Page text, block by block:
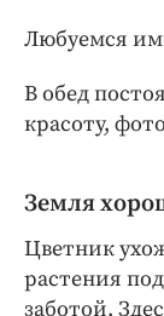
Бренд
Любуемся
В обед
красоту,
Земля
Цветник
растения
заботой.